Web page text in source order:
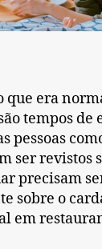
que era
tempos de
pessoas
ser revistos
precisam
sobre o
em